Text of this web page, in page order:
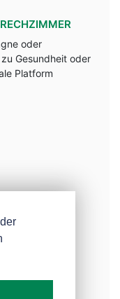
oder
Gesundheit oder
Platform